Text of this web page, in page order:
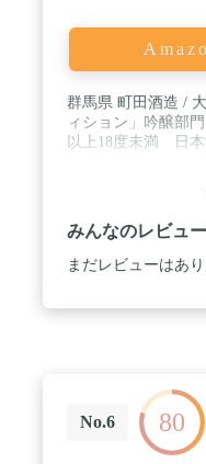
群馬県 町田酒造 /
ィション」吟醸部
以上18度未満 日本
みんなのレビュー
まだレビューはあ
No.6 80